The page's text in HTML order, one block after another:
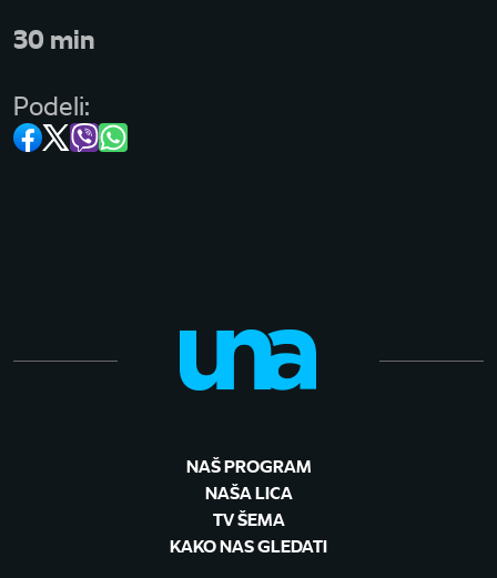
30 min
Podeli:
NAŠ PROGRAM
NAŠA LICA
TV ŠEMA
KAKO NAS GLEDATI